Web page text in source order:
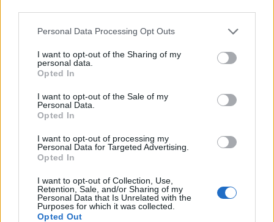
Please note that this website/app uses one or more Google
not limited to your visit or usage behaviour. You may click to
grant or deny consent to Google and its third-party tags to
use your data for below specified purposes in below Google
consent section.
Personal Data Processing Opt Outs
I want to opt-out of the Sharing of my
personal data.
Opted In
I want to opt-out of the Sale of my
Personal Data.
Opted In
I want to opt-out of processing my
Personal Data for Targeted Advertising.
Opted In
I want to opt-out of Collection, Use,
Retention, Sale, and/or Sharing of my
Personal Data that Is Unrelated with the
Purposes for which it was collected.
Opted Out
Θυμίζουμε ότι με πρόσφατο δημοσίευμα της
με την Παρί- να κερδίσει 150 εκατομμύρια ευρώ σε
περίπτωση που μείνει στο "Παρκ ντε Πρενς" τη νέα
σεζόν, με τους πρωτευουσιάνους να έχουν
συμφωνήσει να του δώσουν 60 εκατομμύρια ευρώ
αφοσίωσης.